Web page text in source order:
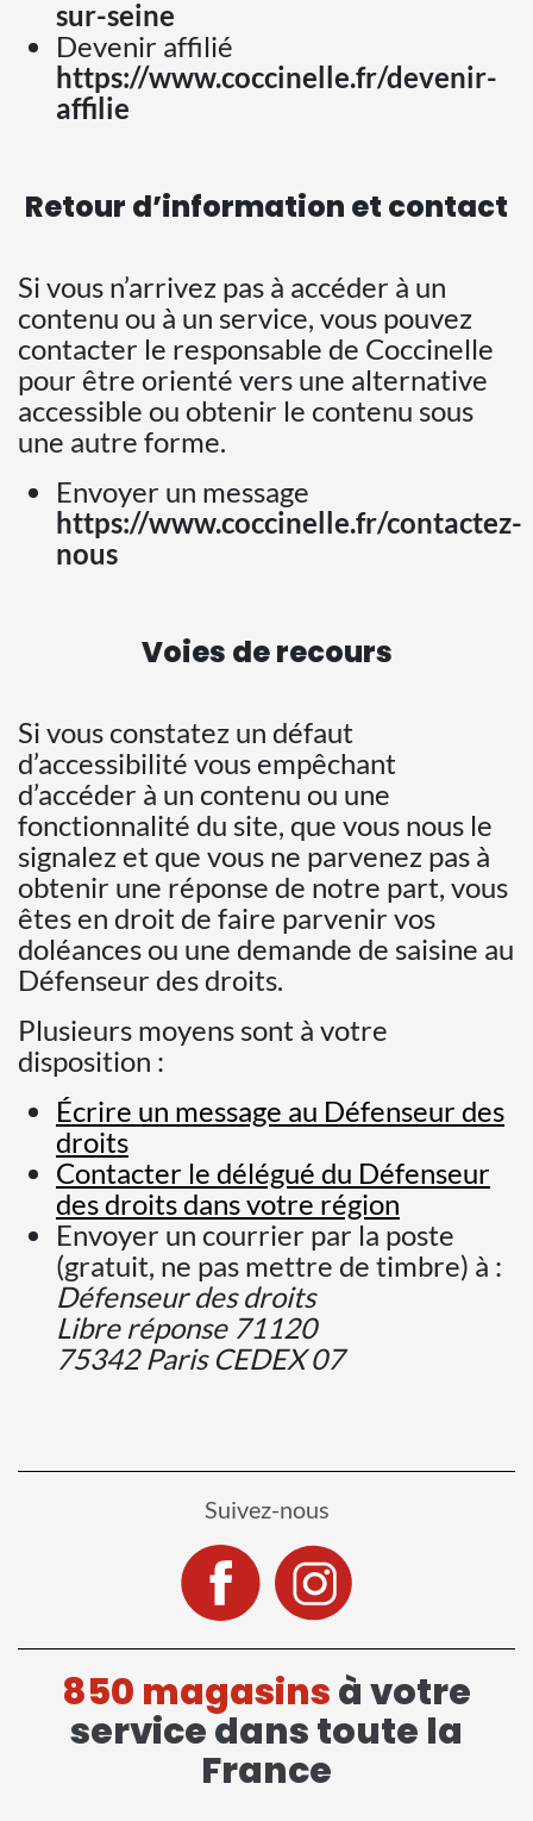
sur-seine
Devenir affilié
https://www.coccinelle.fr/devenir-
affilie
Retour d’information et contact
Si vous n’arrivez pas à accéder à un
contenu ou à un service, vous pouvez
contacter le responsable de Coccinelle
pour être orienté vers une alternative
accessible ou obtenir le contenu sous
une autre forme.
Envoyer un message
https://www.coccinelle.fr/contactez-
nous
Voies de recours
Si vous constatez un défaut
d’accessibilité vous empêchant
d’accéder à un contenu ou une
fonctionnalité du site, que vous nous le
signalez et que vous ne parvenez pas à
obtenir une réponse de notre part, vous
êtes en droit de faire parvenir vos
doléances ou une demande de saisine au
Défenseur des droits.
Plusieurs moyens sont à votre
disposition :
Écrire un message au Défenseur des
droits
Contacter le délégué du Défenseur
des droits dans votre région
Envoyer un courrier par la poste
(gratuit, ne pas mettre de timbre) à :
Défenseur des droits
Libre réponse 71120
75342 Paris CEDEX 07
Suivez-nous
850 magasinsà votre
service dans toute la
France